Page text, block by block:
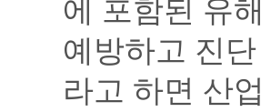
에 포함된 유
예방하고 진
라고 하면 산